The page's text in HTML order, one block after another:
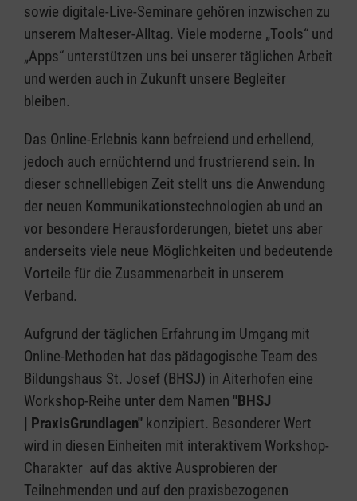
sowie digitale-Live-Seminare gehören inzwischen zu
unserem Malteser-Alltag. Viele moderne „Tools“ und
„Apps“ unterstützen uns bei unserer täglichen Arbeit
und werden auch in Zukunft unsere Begleiter
bleiben.
Das Online-Erlebnis kann befreiend und erhellend,
jedoch auch ernüchternd und frustrierend sein. In
dieser schnelllebigen Zeit stellt uns die Anwendung
der neuen Kommunikationstechnologien ab und an
vor besondere Herausforderungen, bietet uns aber
anderseits viele neue Möglichkeiten und bedeutende
Vorteile für die Zusammenarbeit in unserem
Verband.
Aufgrund der täglichen Erfahrung im Umgang mit
Online-Methoden hat das pädagogische Team des
Bildungshaus St. Josef (BHSJ) in Aiterhofen eine
Workshop-Reihe unter dem Namen "BHSJ
| PraxisGrundlagen" konzipiert. Besonderer Wert
wird in diesen Einheiten mit interaktivem Workshop-
Charakter auf das aktive Ausprobieren der
Teilnehmenden und auf den praxisbezogenen